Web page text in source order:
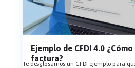
Ejemplo de CFDI 4.0
factura?
Te desglosamos un CFDI ejemplo para